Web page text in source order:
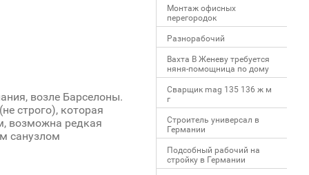
возле Барселоны.
строго), которая
возможна редкая
санузлом
Mонтаж офисных
перегородок
Разнорабочий
Вахта В Женеву требуется
няня-помощница по дому
Сварщик mag 135 136 ж м
г
Строитель универсал в
Германии
Подсобный рабочий на
стройку в Германии